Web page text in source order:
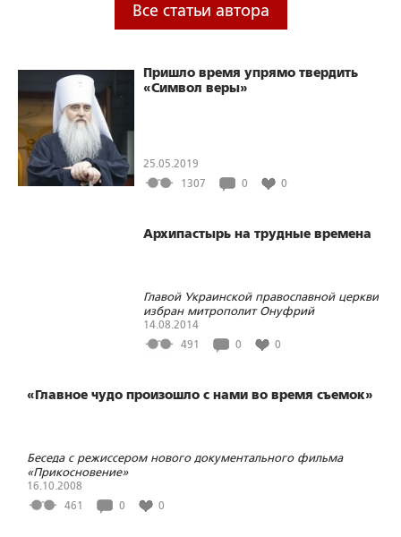
Все статьи автора
Пришло время упрямо твердить
«Символ веры»
25.05.2019
1307
0 0
Архипастырь на трудные времена
Главой Украинской православной церкви
избран митрополит Онуфрий
14.08.2014
491
0 0
«Главное чудо произошло с нами во время съемок»
Беседа с режиссером нового документального фильма
«Прикосновение»
16.10.2008
461
0 0